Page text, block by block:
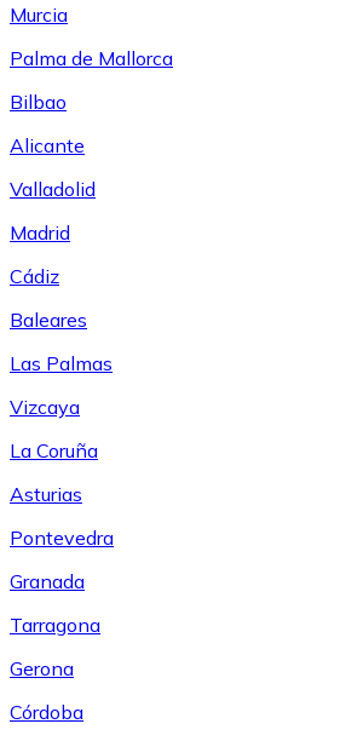
Murcia
Palma de Mallorca
Bilbao
Alicante
Valladolid
Madrid
Cádiz
Baleares
Las Palmas
Vizcaya
La Coruña
Asturias
Pontevedra
Granada
Tarragona
Gerona
Córdoba